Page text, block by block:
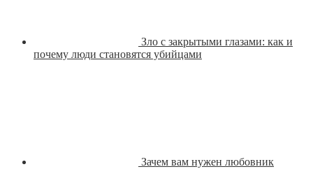
Зло с закрытыми глазами: как и
почему люди становятся убийцами
Зачем вам нужен любовник